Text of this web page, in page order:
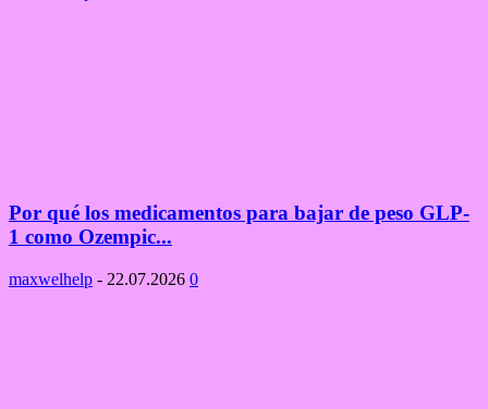
Por qué los medicamentos para bajar de peso GLP-
1 como Ozempic...
maxwelhelp - 22.07.2026 0